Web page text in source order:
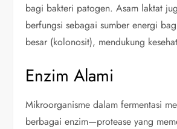
bagi bakteri patogen. Asam laktat
berfungsi sebagai sumber energi
besar (kolonosit), mendukung
Enzim Alami
Mikroorganisme dalam fermentasi
berbagai enzim—protease yang